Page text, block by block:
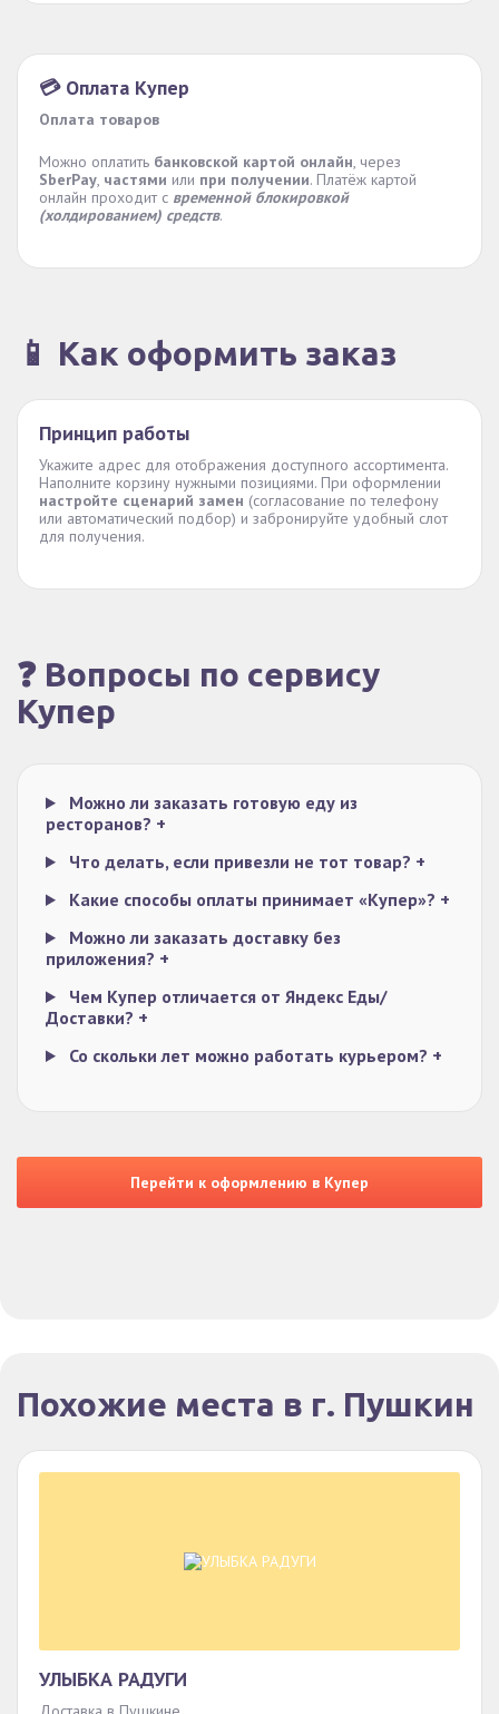
💳 Оплата Купер
Оплата товаров
Можно оплатить банковской картой онлайн, через
SberPay, частями или при получении. Платёж картой
онлайн проходит с временной блокировкой
(холдированием) средств.
📱 Как оформить заказ
Принцип работы
Укажите адрес для отображения доступного ассортимента.
Наполните корзину нужными позициями. При оформлении
настройте сценарий замен (согласование по телефону
или автоматический подбор) и забронируйте удобный слот
для получения.
❓ Вопросы по сервису
Купер
Можно ли заказать готовую еду из
ресторанов? +
Что делать, если привезли не тот товар? +
Какие способы оплаты принимает «Купер»? +
Можно ли заказать доставку без
приложения? +
Чем Купер отличается от Яндекс Еды/
Доставки? +
Со скольки лет можно работать курьером? +
Перейти к оформлению в Купер
Похожие места в г. Пушкин
УЛЫБКА РАДУГИ